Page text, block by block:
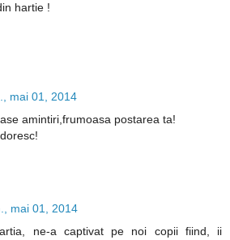
hartie !
mai 01, 2014
amintiri,frumoasa postarea ta!
mai 01, 2014
ne-a captivat pe noi copii fiind, ii